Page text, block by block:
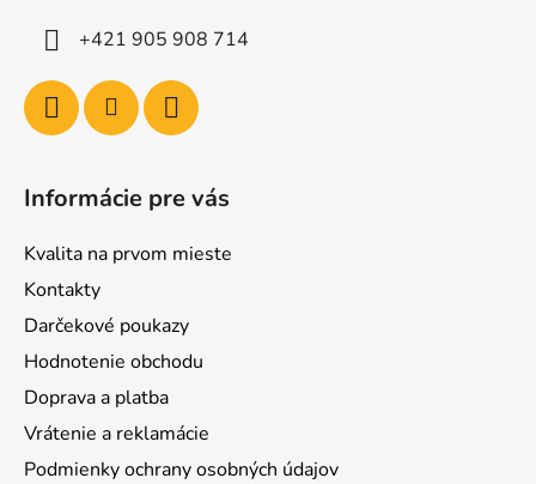
+421 905 908 714
Informácie pre vás
Kvalita na prvom mieste
Kontakty
Darčekové poukazy
Hodnotenie obchodu
Doprava a platba
Vrátenie a reklamácie
Podmienky ochrany osobných údajov